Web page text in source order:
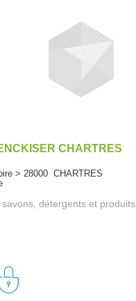
CHARTRES
> 28000 CHARTRES
détergents et